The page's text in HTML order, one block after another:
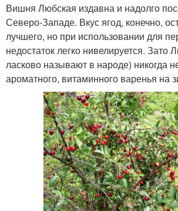
Вишня Любская издавна и надолго
Северо-Западе. Вкус ягод, конечно,
лучшего, но при использовании для
недостаток легко нивелируется. Зато
ласково называют в народе) никогда
ароматного, витаминного варенья на